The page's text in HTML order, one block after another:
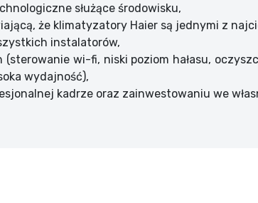
służące środowisku,
że klimatyzatory Haier są jednymi z
instalatorów,
wi-fi, niski poziom hałasu,
wydajność),
kadrze oraz zainwestowaniu we